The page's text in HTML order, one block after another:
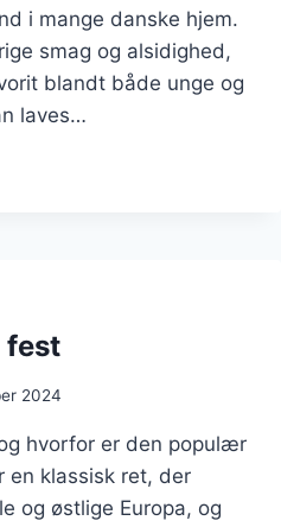
i mange danske hjem.
smag og alsidighed,
blandt både unge og
laves…
fest
2024
hvorfor er den populær
en klassisk ret, der
og østlige Europa, og